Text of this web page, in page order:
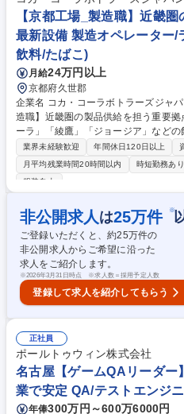
二新卒歓迎/年休121日/残業10h程
【京都工場_製造職】近畿
最新設備 製造オペレーター/
飲料/たばこ)
月給24万円以上
京都府久世郡
企業名 コカ・コーラボトラーズジャパン株式会社 求人
造職】近畿圏の製品供給を担う重要拠点/最新設備◎
ーラ」「綾鷹」「ジョージア」など
だきます。安全性･高品質･効率･働き
るプロジェクトにも参画し、主体的に運営に携
■自社製品製造時における規格管理 ■
やエネルギー効率向上に向けた改善
品開発や新技術導入時の商業生産化
機械毎に頻度に準じた点検･整備の実
ョン(洗浄)の実施,生産設備の維持管理 募集職種 【京都工場_製造職】近畿
圏の製品供給を担う重要拠点/最新設備
業界未経験歓迎 年間休日120日以上
月平均残業時間20時間以内
時短勤務あり
服装自由
非公開求人 は25万件 ※
ご登録いただくと、約25万件の
非公開求人からご希望に沿った
求人をご紹介します。
※2026年3月31日時点 ※求人数＝採用予定人数
登録して求人を紹介してもらう
正社員
ポールトゥウィン株式会社
名古屋【ゲームQAリーダー
業で安定 QA/テストエンジ
年俸300万円～600万6000円